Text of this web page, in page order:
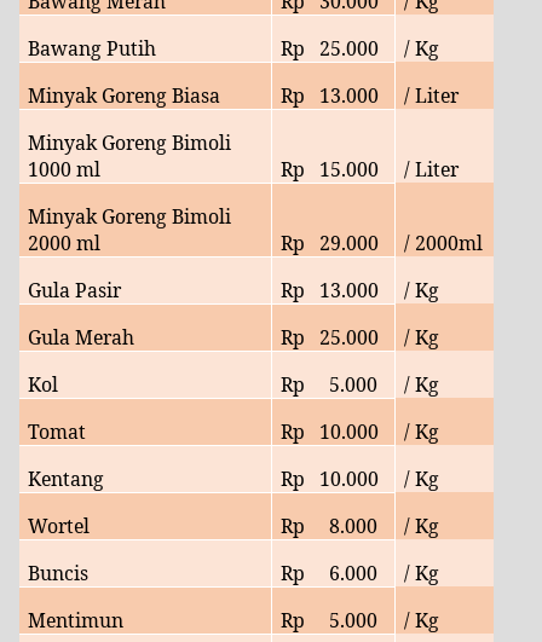
Bawang Putih
Rp 25.000
/ Kg
Minyak Goreng Biasa
Rp 13.000
/ Liter
Minyak Goreng Bimoli
1000 ml
Rp 15.000
/ Liter
Minyak Goreng Bimoli
2000 ml
Rp 29.000
/ 2000ml
Gula Pasir
Rp 13.000
/ Kg
Gula Merah
Rp 25.000
/ Kg
Kol
Rp 5.000
/ Kg
Tomat
Rp 10.000
/ Kg
Kentang
Rp 10.000
/ Kg
Wortel
Rp 8.000
/ Kg
Buncis
Rp 6.000
/ Kg
Mentimun
Rp 5.000
/ Kg